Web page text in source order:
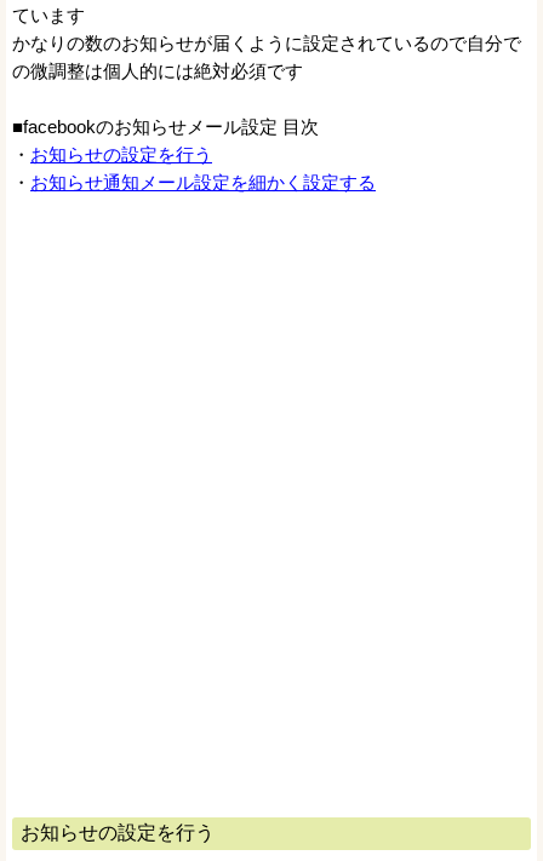
ています
かなりの数のお知らせが届くように設定されているので自分で
の微調整は個人的には絶対必須です
■facebookのお知らせメール設定 目次
・ お知らせの設定を行う
・ お知らせ通知メール設定を細かく設定する
お知らせの設定を行う